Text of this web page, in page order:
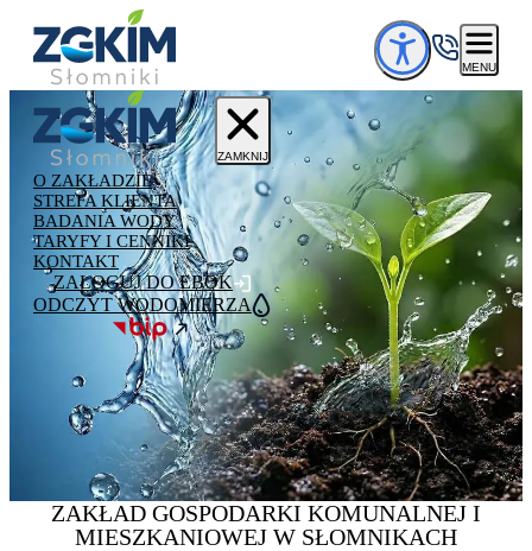
Przejdź do treści
MENU
ZAMKNIJ
O ZAKŁADZIE
STREFA KLIENTA
BADANIA WODY
TARYFY I CENNIKI
KONTAKT
ZALOGUJ DO EBOK
ODCZYT WODOMIERZA
ZAKŁAD GOSPODARKI KOMUNALNEJ I
MIESZKANIOWEJ W SŁOMNIKACH